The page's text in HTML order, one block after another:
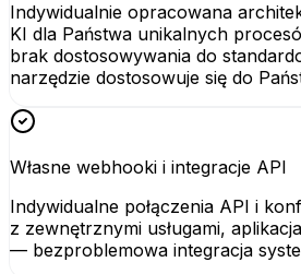
Indywidualnie opracowana
KI dla Państwa unikalnych
brak dostosowywania do
narzędzie dostosowuje się do
Własne webhooki i integracje API
Indywidualne połączenia API i
z zewnętrznymi usługami,
— bezproblemowa integracja